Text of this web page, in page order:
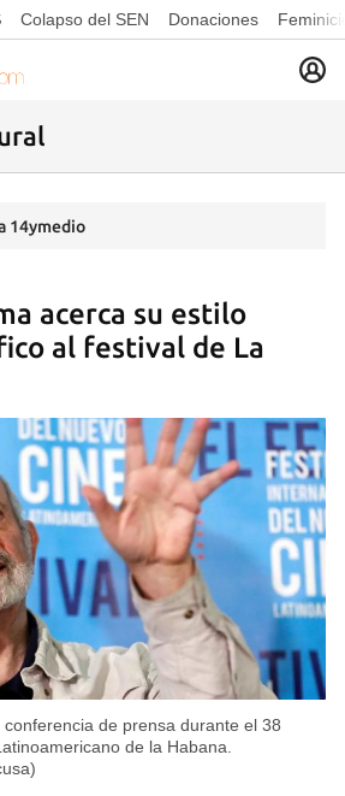
Colapso del SEN Donaciones
14ymedio
acerca su estilo
al festival de La
de prensa durante el 38
de la Habana.